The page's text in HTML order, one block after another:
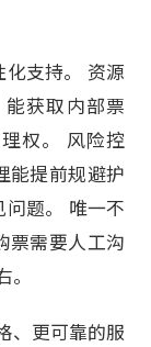
支持。 资源
获取内部票
权。 风险控
能提前规避护
题。 唯一不
票需要人工沟
、更可靠的服